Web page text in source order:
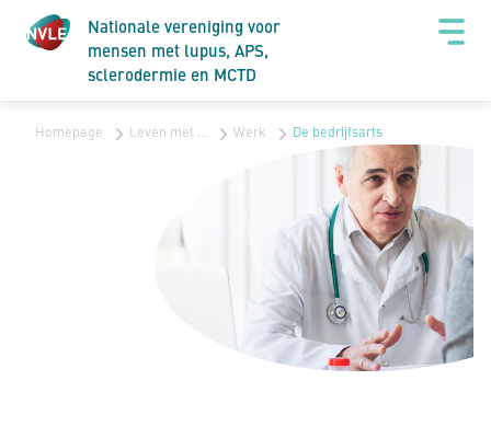
Nationale vereniging voor
mensen met lupus, APS,
sclerodermie en MCTD
Homepage Leven met … Werk De bedrijfsarts